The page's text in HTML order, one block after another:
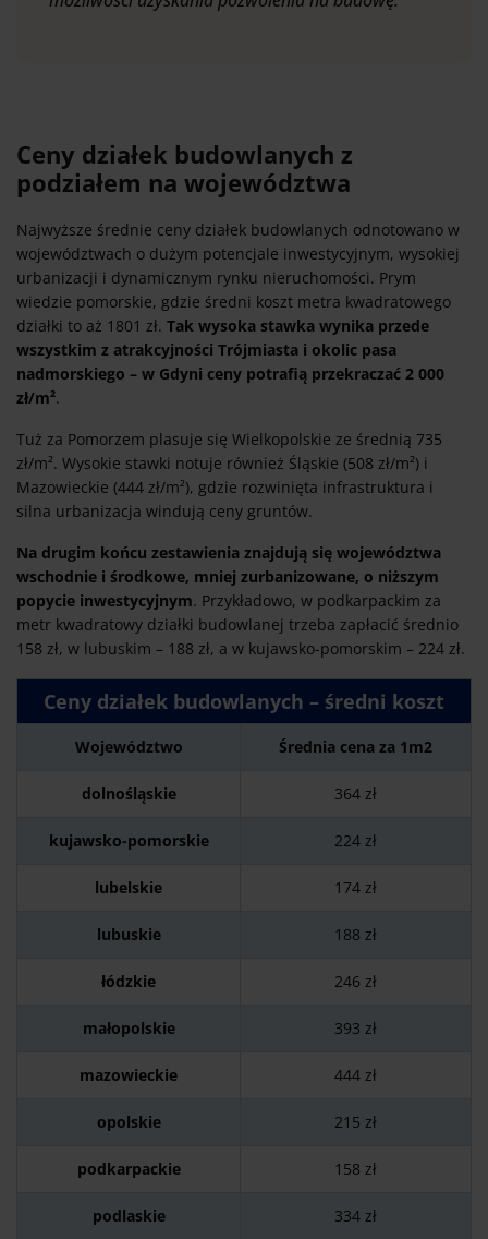
Ceny działek budowlanych z
podziałem na województwa
Najwyższe średnie ceny działek budowlanych odnotowano w
województwach o dużym potencjale inwestycyjnym, wysokiej
urbanizacji i dynamicznym rynku nieruchomości. Prym
wiedzie pomorskie, gdzie średni koszt metra kwadratowego
działki to aż 1801 zł. Tak wysoka stawka wynika przede
wszystkim z atrakcyjności Trójmiasta i okolic pasa
nadmorskiego – w Gdyni ceny potrafią przekraczać 2 000
zł/m².
Tuż za Pomorzem plasuje się Wielkopolskie ze średnią 735
zł/m². Wysokie stawki notuje również Śląskie (508 zł/m²) i
Mazowieckie (444 zł/m²), gdzie rozwinięta infrastruktura i
silna urbanizacja windują ceny gruntów.
Na drugim końcu zestawienia znajdują się województwa
wschodnie i środkowe, mniej zurbanizowane, o niższym
popycie inwestycyjnym. Przykładowo, w podkarpackim za
metr kwadratowy działki budowlanej trzeba zapłacić średnio
158 zł, w lubuskim – 188 zł, a w kujawsko-pomorskim – 224 zł.
Ceny działek budowlanych – średni koszt
Województwo Średnia cena za 1m2
dolnośląskie 364 zł
kujawsko-pomorskie 224 zł
lubelskie 174 zł
lubuskie 188 zł
łódzkie 246 zł
małopolskie 393 zł
mazowieckie 444 zł
opolskie 215 zł
podkarpackie 158 zł
podlaskie 334 zł